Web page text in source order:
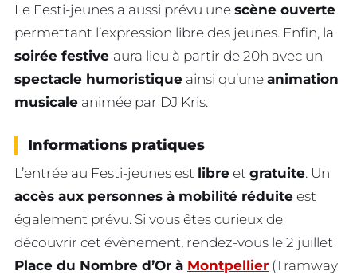
Le Festi-jeunes a aussi prévu une scène ouverte
permettant l’expression libre des jeunes. Enfin, la
soirée festive aura lieu à partir de 20h avec un
spectacle humoristique ainsi qu’une animation
musicale animée par DJ Kris.
Informations pratiques
L’entrée au Festi-jeunes est libre et gratuite. Un
accès aux personnes à mobilité réduite est
également prévu. Si vous êtes curieux de
découvrir cet évènement, rendez-vous le 2 juillet
Place du Nombre d’Or à Montpellier (Tramway